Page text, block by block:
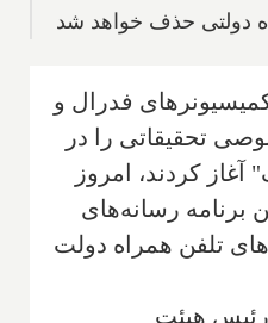
دولتی حذف خواهد شد
فدرال و
تحقیقاتی را در
کردند، امروز
برنامه رسانه‌های
تلفن همراه دولت
رئیس هیئت